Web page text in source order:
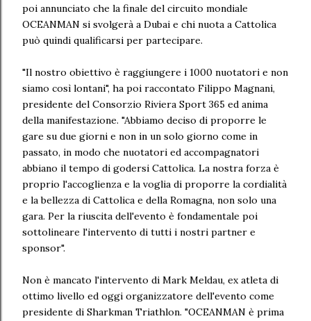
poi annunciato che la finale del circuito mondiale
OCEANMAN si svolgerà a Dubai e chi nuota a Cattolica
può quindi qualificarsi per partecipare.
"Il nostro obiettivo è raggiungere i 1000 nuotatori e non
siamo così lontani", ha poi raccontato Filippo Magnani,
presidente del Consorzio Riviera Sport 365 ed anima
della manifestazione. "Abbiamo deciso di proporre le
gare su due giorni e non in un solo giorno come in
passato, in modo che nuotatori ed accompagnatori
abbiano il tempo di godersi Cattolica. La nostra forza è
proprio l'accoglienza e la voglia di proporre la cordialità
e la bellezza di Cattolica e della Romagna, non solo una
gara. Per la riuscita dell'evento è fondamentale poi
sottolineare l'intervento di tutti i nostri partner e
sponsor".
Non è mancato l'intervento di Mark Meldau, ex atleta di
ottimo livello ed oggi organizzatore dell'evento come
presidente di Sharkman Triathlon. "OCEANMAN è prima